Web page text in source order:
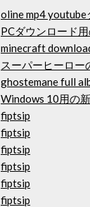
oline mp4 youtube
PCダウンロード
minecraft
スーパーヒーロ
ghostemane full
Windows 10用の
fiptsip
fiptsip
fiptsip
fiptsip
fiptsip
fiptsip